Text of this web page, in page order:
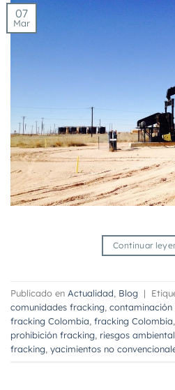
07
Mar
Continuar
Publicado en Actualidad, Blog |
comunidades fracking,
fracking Colombia, fracking Colombia,
prohibición fracking, riesgos
fracking, yacimientos no